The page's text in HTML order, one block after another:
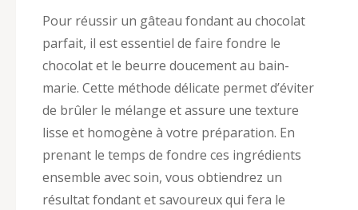
Pour réussir un gâteau fondant au chocolat
parfait, il est essentiel de faire fondre le
chocolat et le beurre doucement au bain-
marie. Cette méthode délicate permet d’éviter
de brûler le mélange et assure une texture
lisse et homogène à votre préparation. En
prenant le temps de fondre ces ingrédients
ensemble avec soin, vous obtiendrez un
résultat fondant et savoureux qui fera le